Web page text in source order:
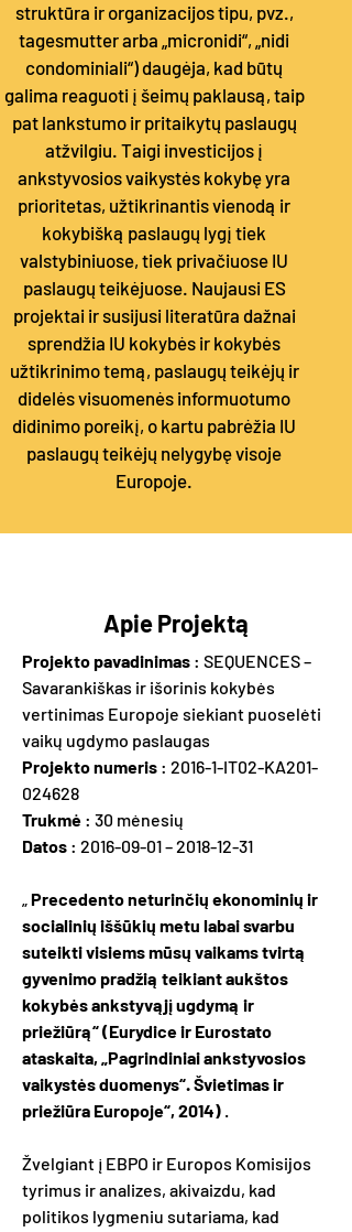
struktūra ir organizacijos tipu, pvz.,
tagesmutter arba „micronidi“, „nidi
condominiali“) daugėja, kad būtų
galima reaguoti į šeimų paklausą, taip
pat lankstumo ir pritaikytų paslaugų
atžvilgiu. Taigi investicijos į
ankstyvosios vaikystės kokybę yra
prioritetas, užtikrinantis vienodą ir
kokybišką paslaugų lygį tiek
valstybiniuose, tiek privačiuose IU
paslaugų teikėjuose. Naujausi ES
projektai ir susijusi literatūra dažnai
sprendžia IU kokybės ir kokybės
užtikrinimo temą, paslaugų teikėjų ir
didelės visuomenės informuotumo
didinimo poreikį, o kartu pabrėžia IU
paslaugų teikėjų nelygybę visoje
Europoje.
Apie Projektą
Projekto pavadinimas : SEQUENCES –
Savarankiškas ir išorinis kokybės
vertinimas Europoje siekiant puoselėti
vaikų ugdymo paslaugas
Projekto numeris : 2016-1-IT02-KA201-
024628
Trukmė : 30 mėnesių
Datos : 2016-09-01–2018-12-31
„Precedento neturinčių ekonominių ir
socialinių iššūkių metu labai svarbu
suteikti visiems mūsų vaikams tvirtą
gyvenimo pradžią teikiant aukštos
kokybės ankstyvąjį ugdymą ir
priežiūrą“ (Eurydice ir Eurostato
ataskaita, „Pagrindiniai ankstyvosios
vaikystės duomenys“. Švietimas ir
priežiūra Europoje“, 2014) .
Žvelgiant į EBPO ir Europos Komisijos
tyrimus ir analizes, akivaizdu, kad
politikos lygmeniu sutariama, kad